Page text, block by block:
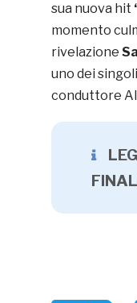
sua nuova hit
momento
rivelazione
uno dei
conduttore